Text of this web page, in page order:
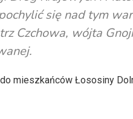
się nad tym
Czchowa, wójta
mieszkańców Łososiny